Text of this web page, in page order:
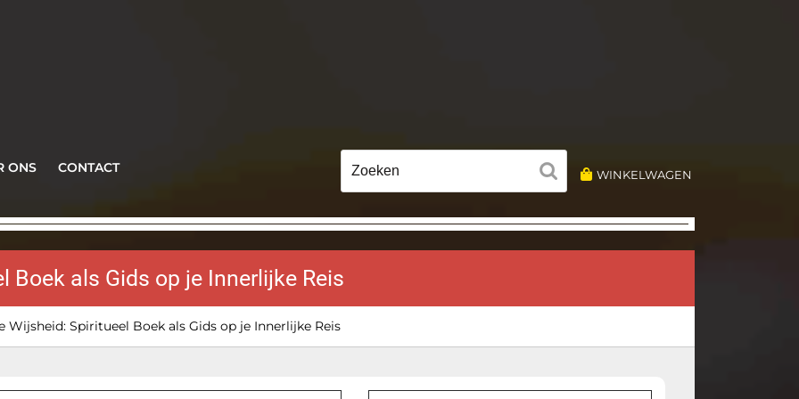
ONS CONTACT
naar:
WINKELWAGEN
Boek als Gids op je Innerlijke Reis
Wijsheid: Spiritueel Boek als Gids op je Innerlijke Reis